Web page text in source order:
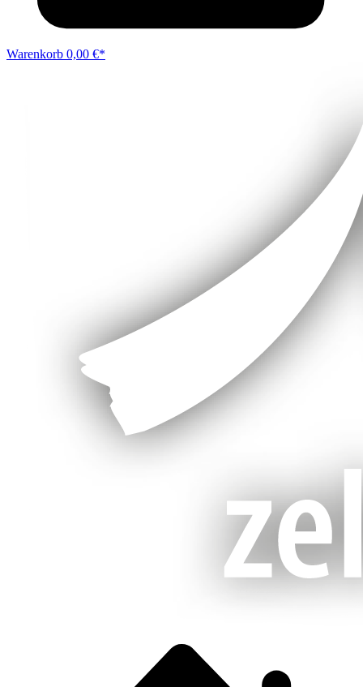
Warenkorb 0,00 €*